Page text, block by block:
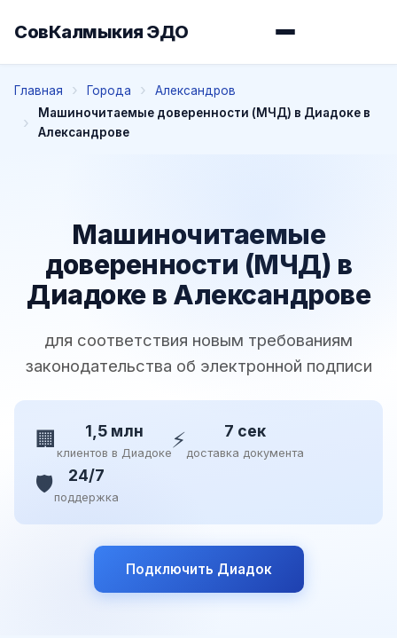
СовКалмыкия ЭДО
Главная Города
Александров
Машиночитаемые доверенности (МЧД) в Диадоке в
Александрове
Машиночитаемые
доверенности (МЧД) в
Диадоке в Александрове
для соответствия новым требованиям
законодательства об электронной подписи
🏢 1,5 млн
клиентов в Диадоке⚡ 7 сек
доставка документа
🛡️ 24/7
поддержка
Подключить Диадок